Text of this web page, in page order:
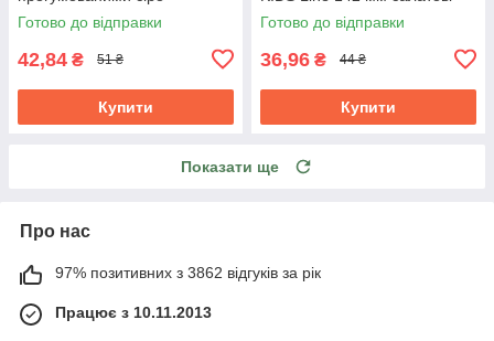
червоними ручками 1.8 мм
Готово до відправки
42,84 ₴ 51 ₴
Купити
Готово до відправки
36,96 ₴ 44 ₴
Купити
Показати ще
Про нас
97% позитивних з 3862 відгуків за рік
Працює з 10.11.2013